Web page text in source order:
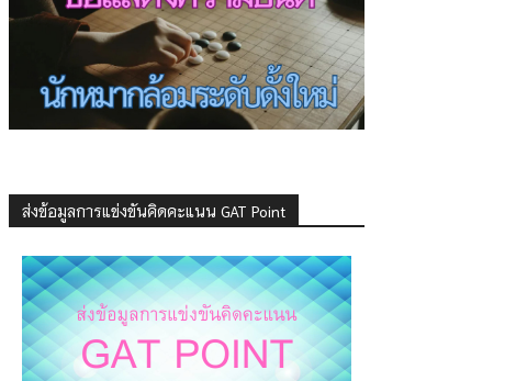
ส่งข้อมูลการแข่งขันคิดคะแนน GAT Point